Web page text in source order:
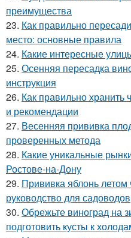
преимущества
23. Как правильно
место: основные правила
24. Какие интересные
25. Осенняя пересадка
инструкция
26. Как правильно хранить
и рекомендации
27. Весенняя прививка
проверенных метода
28. Какие уникальные
Ростове-на-Дону
29. Прививка яблонь
руководство для садоводов
30. Обрежьте виноград на
подготовить кусты к